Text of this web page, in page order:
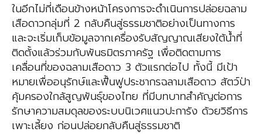
ในอีกไม่กี่เดือนข้างหน้าโครงการจะดําเนินการปล่อยฉลาม
เสือดาวกลุ่มที่ 2 กลับคืนสู่ธรรมชาติอย่างเป็นทางการ
และจะเริ่มเก็บข้อมูลจากเครื่องรับสัญญาณเสียงใต้น้ำที่
ติดตั้งแล้วร่วมกับพันธมิตรภาครัฐ เพื่อติดตามการ
เคลื่อนที่ของฉลามเสือดาว 3 ตัวแรกต่อไป ทั้งนี้ มีเป้า
หมายเพื่ออนุรักษ์และฟื้นฟูประชากรฉลามเสือดาว สัตว์ป่า
คุ้มครองใกล้สูญพันธุ์ของไทย ที่มีบทบาทสำคัญต่อการ
รักษาความสมดุลของระบบนิเวศแนวปะการัง ด้วยวิธีการ
เพาะเลี้ยง ก่อนปล่อยกลับคืนสู่ธรรมชาติ